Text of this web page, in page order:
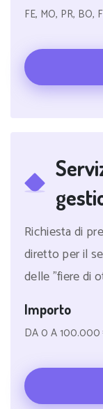
FE, MO, PR, BO,
Richiesta di
diretto per il
delle "fiere di
Importo
DA 0 A 100.000